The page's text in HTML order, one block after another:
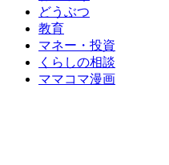
どうぶつ
教育
マネー・投資
くらしの相談
ママコマ漫画